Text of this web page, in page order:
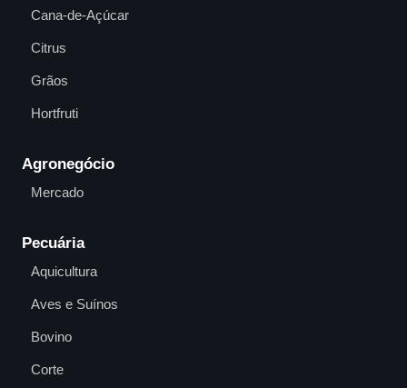
Cana-de-Açúcar
Citrus
Grãos
Hortfruti
Agronegócio
Mercado
Pecuária
Aquicultura
Aves e Suínos
Bovino
Corte